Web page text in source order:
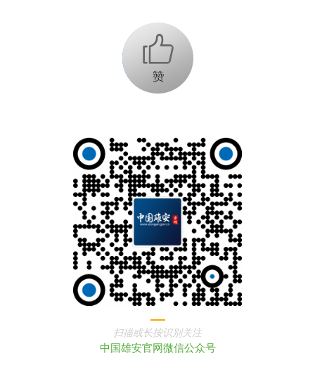
+1
扫描或长按识别关注
中国雄安官网微信公众号